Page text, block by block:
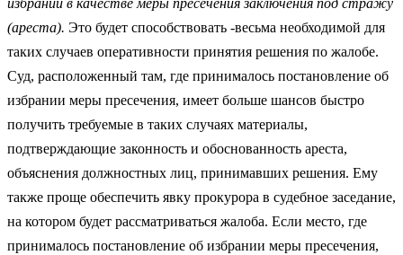
избрании в качестве меры пресечения заключе­ния под стражу
(ареста). Это будет способствовать -весьма необходимой для
таких случаев оперативности принятия решения по жалобе.
Суд, распо­ложенный там, где принималось постановление об
избрании меры пресече­ния, имеет больше шансов быстро
получить требуемые в таких случаях материалы,
подтверждающие законность и обоснованность ареста,
объясне­ния должностных лиц, принимавших решения. Ему
также проще обеспе­чить явку прокурора в судебное заседание,
на котором будет рассматри­ваться жалоба. Если место, где
принималось постановление об избрании меры пресечения,